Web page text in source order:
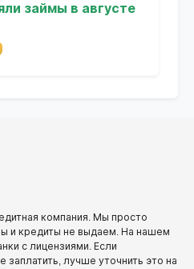
займы в августе
компания. Мы просто
и кредиты не выдаем. На нашем
с лицензиями. Если
заплатить, лучше уточнить это на